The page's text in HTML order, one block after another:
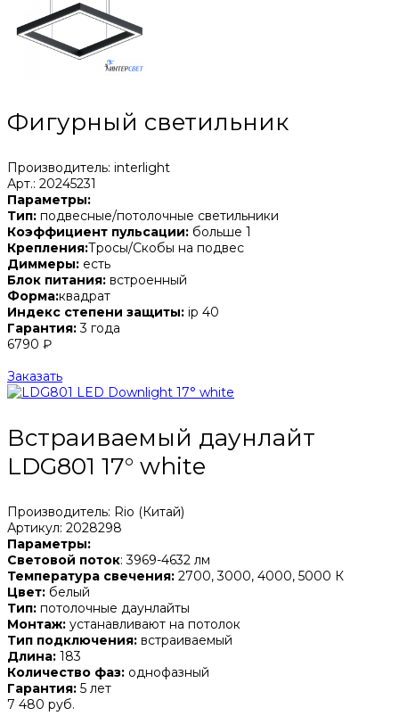
Фигурный светильник
Производитель: interlight
Арт.: 20245231
Параметры:
Тип: подвесные/потолочные светильники
Коэффициент пульсации: больше 1
Крепления:Тросы/Скобы на подвес
Диммеры: есть
Блок питания: встроенный
Форма:квадрат
Индекс степени защиты: ip 40
Гарантия:3 года
6790 ₽
Заказать
Встраиваемый даунлайт
LDG801 17° white
Производитель: Rio (Китай)
Артикул: 2028298
Параметры:
Световой поток: 3969-4632 лм
Температура свечения: 2700, 3000, 4000, 5000 К
Цвет: белый
Тип: потолочные даунлайты
Монтаж: устанавливают на потолок
Тип подключения: встраиваемый
Длина: 183
Количество фаз: однофазный
Гарантия: 5 лет
7 480 руб.